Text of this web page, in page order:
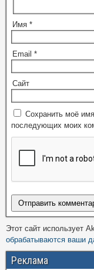
Имя *
Email *
Сайт
Сохранить моё
последующих моих
Этот сайт использует
обрабатываются ваши
Реклама